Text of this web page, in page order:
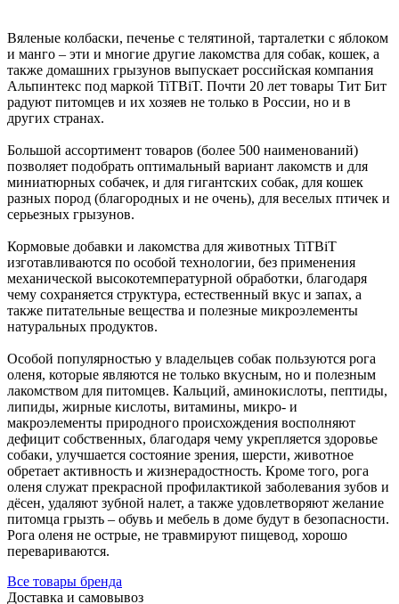
Вяленые колбаски, печенье с телятиной, тарталетки с яблоком
и манго – эти и многие другие лакомства для собак, кошек, а
также домашних грызунов выпускает российская компания
Альпинтекс под маркой TiTBiT. Почти 20 лет товары Тит Бит
радуют питомцев и их хозяев не только в России, но и в
других странах.
Большой ассортимент товаров (более 500 наименований)
позволяет подобрать оптимальный вариант лакомств и для
миниатюрных собачек, и для гигантских собак, для кошек
разных пород (благородных и не очень), для веселых птичек и
серьезных грызунов.
Кормовые добавки и лакомства для животных TiTBiT
изготавливаются по особой технологии, без применения
механической высокотемпературной обработки, благодаря
чему сохраняется структура, естественный вкус и запах, а
также питательные вещества и полезные микроэлементы
натуральных продуктов.
Особой популярностью у владельцев собак пользуются рога
оленя, которые являются не только вкусным, но и полезным
лакомством для питомцев. Кальций, аминокислоты, пептиды,
липиды, жирные кислоты, витамины, микро- и
макроэлементы природного происхождения восполняют
дефицит собственных, благодаря чему укрепляется здоровье
собаки, улучшается состояние зрения, шерсти, животное
обретает активность и жизнерадостность. Кроме того, рога
оленя служат прекрасной профилактикой заболевания зубов и
дёсен, удаляют зубной налет, а также удовлетворяют желание
питомца грызть – обувь и мебель в доме будут в безопасности.
Рога оленя не острые, не травмируют пищевод, хорошо
перевариваются.
Все товары бренда
Доставка и самовывоз